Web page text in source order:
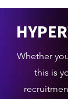
Whether
this is